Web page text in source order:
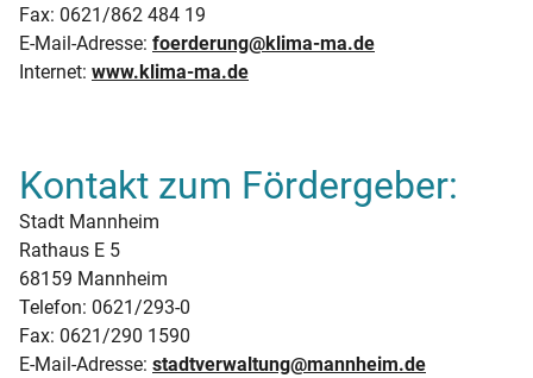
Fax: 0621/862 484 19
E-Mail-Adresse: foerderung@klima-ma.de
Internet: www.klima-ma.de
Kontakt zum Fördergeber:
Stadt Mannheim
Rathaus E 5
68159 Mannheim
Telefon: 0621/293-0
Fax: 0621/290 1590
E-Mail-Adresse: stadtverwaltung@mannheim.de